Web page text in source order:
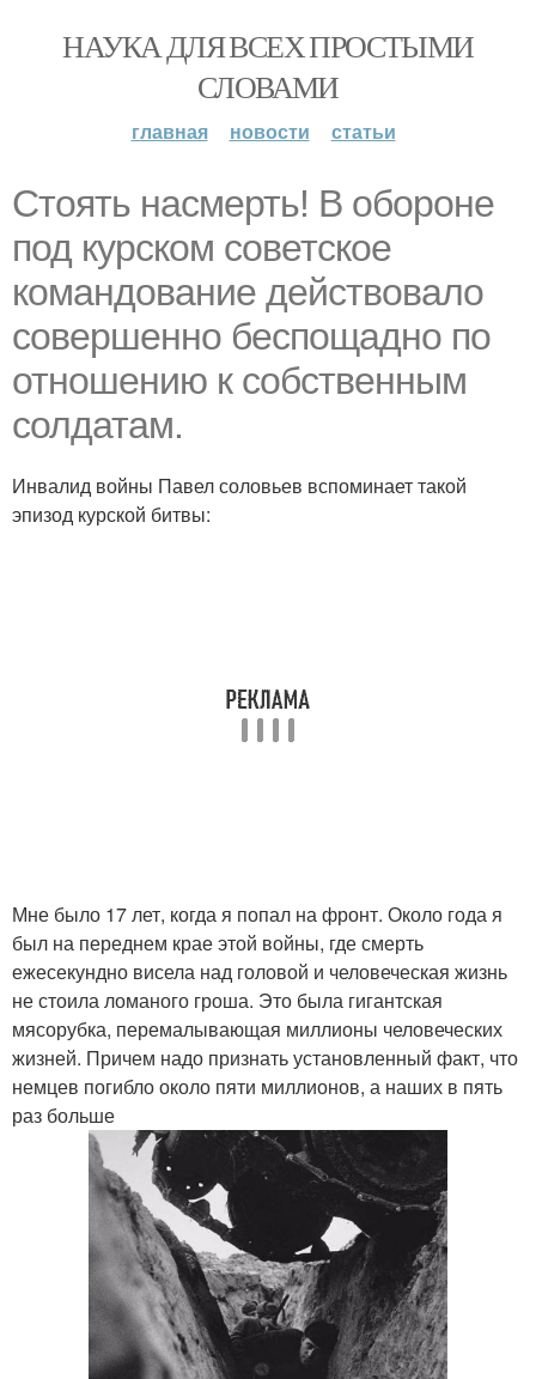
НАУКА ДЛЯ ВСЕХ ПРОСТЫМИ
СЛОВАМИ
главная новости статьи
Стоять насмерть! В обороне
под курском советское
командование действовало
совершенно беспощадно по
отношению к собственным
солдатам.
Инвалид войны Павел соловьев вспоминает такой
эпизод курской битвы:
Мне было 17 лет, когда я попал на фронт. Около года я
был на переднем крае этой войны, где смерть
ежесекундно висела над головой и человеческая жизнь
не стоила ломаного гроша. Это была гигантская
мясорубка, перемалывающая миллионы человеческих
жизней. Причем надо признать установленный факт, что
немцев погибло около пяти миллионов, а наших в пять
раз больше